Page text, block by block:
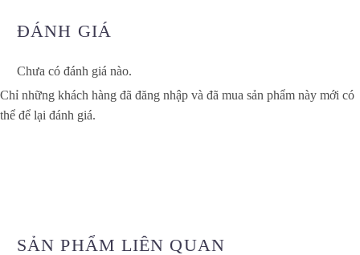
ĐÁNH GIÁ
Chưa có đánh giá nào.
Chỉ những khách hàng đã đăng nhập và đã mua sản phẩm này mới có
thể để lại đánh giá.
SẢN PHẨM LIÊN QUAN